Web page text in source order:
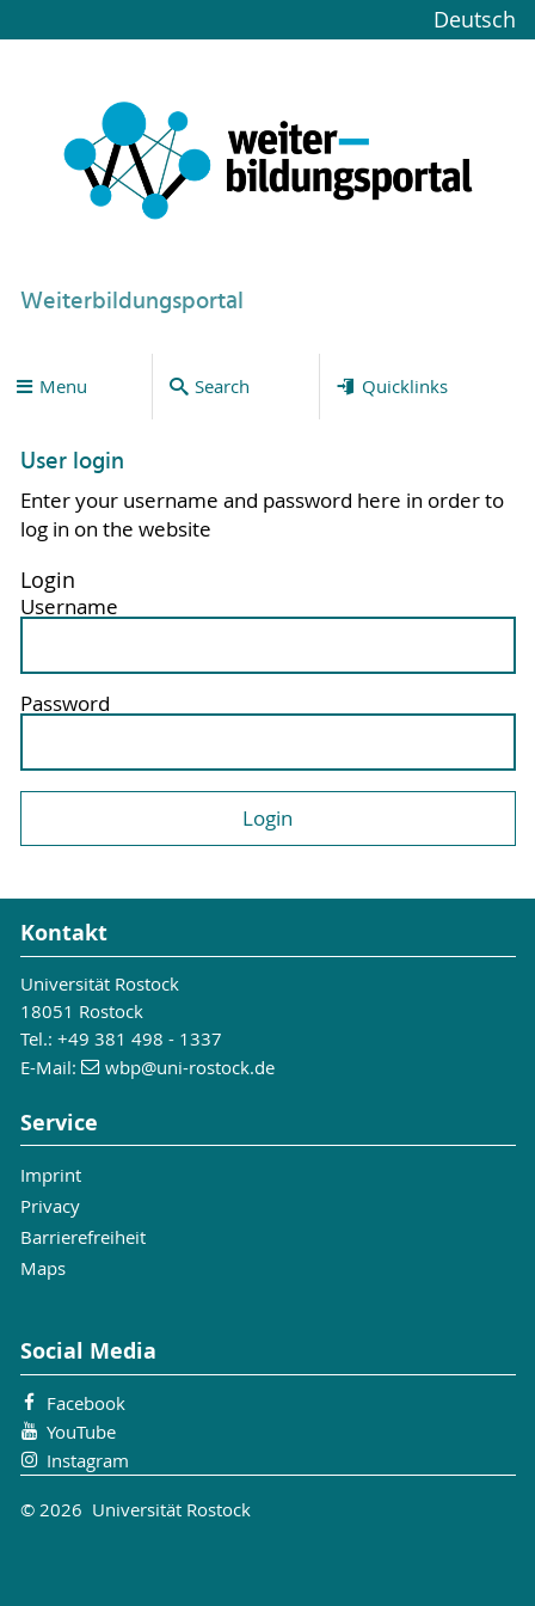
Deutsch
Weiterbildungsportal
Menu Search Quicklinks
User login
Enter your username and password here in order to
log in on the website
Login
Username
Password
Kontakt
Universität Rostock
18051 Rostock
Tel.: +49 381 498 - 1337
E-Mail:
wbp@uni-rostock.de
Service
Imprint
Privacy
Barrierefreiheit
Maps
Social Media
Facebook
YouTube
Instagram
© 2026 Universität Rostock